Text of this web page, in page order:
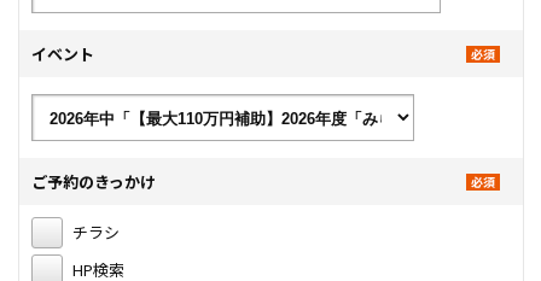
イベント
ご予約のきっかけ
チラシ
HP検索